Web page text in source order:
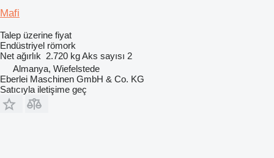
Mafi
Talep üzerine fiyat
Endüstriyel römork
Net ağırlık 2.720 kgAks sayısı 2
Almanya, Wiefelstede
Eberlei Maschinen GmbH & Co. KG
Satıcıyla iletişime geç